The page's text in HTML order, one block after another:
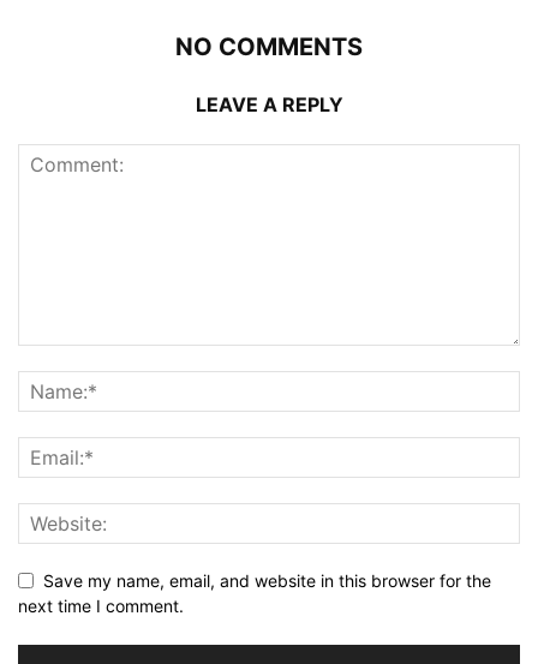
NO COMMENTS
LEAVE A REPLY
Save my name, email, and website in this browser for the
next time I comment.